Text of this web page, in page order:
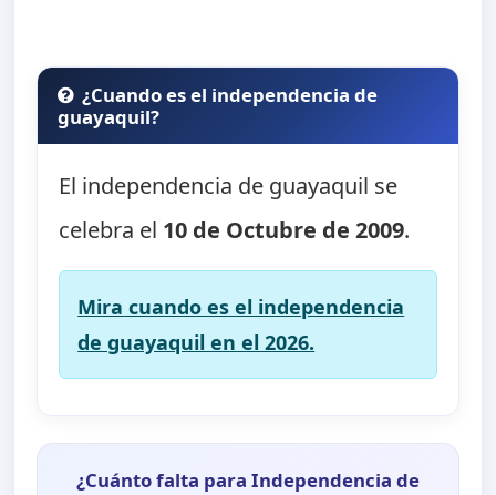
¿Cuando es el independencia de
guayaquil?
El independencia de guayaquil se
celebra el 10 de Octubre de 2009.
Mira cuando es el independencia
de guayaquil en el 2026.
¿Cuánto falta para Independencia de